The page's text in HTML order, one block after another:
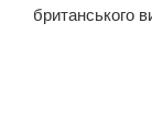
британського